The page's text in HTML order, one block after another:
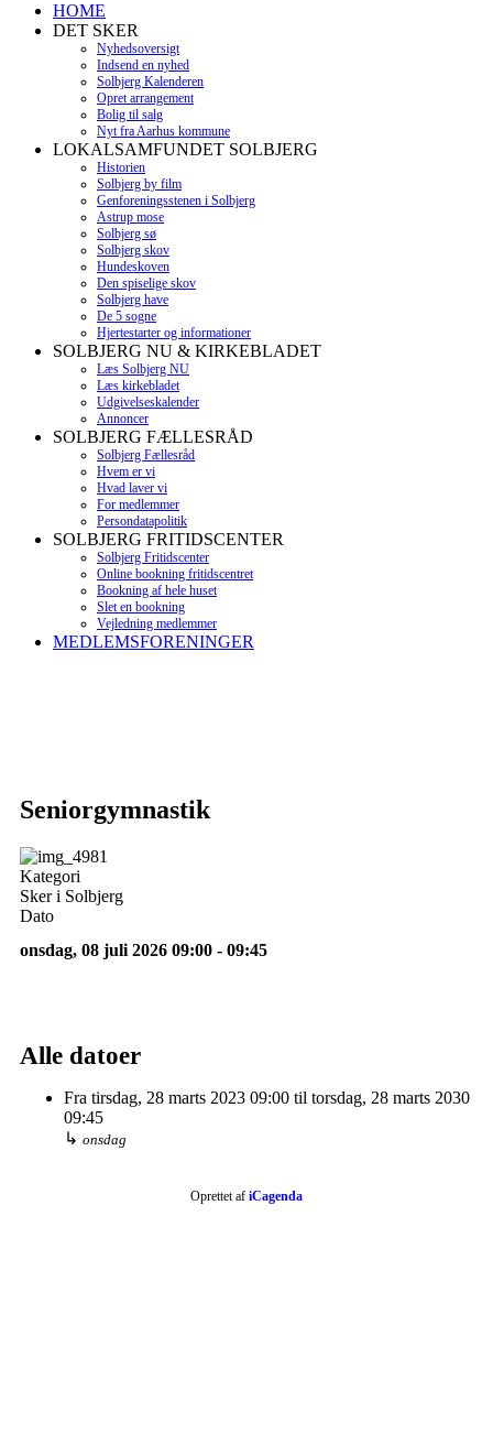
HOME
DET SKER
Nyhedsoversigt
Indsend en nyhed
Solbjerg Kalenderen
Opret arrangement
Bolig til salg
Nyt fra Aarhus kommune
LOKALSAMFUNDET SOLBJERG
Historien
Solbjerg by film
Genforeningsstenen i Solbjerg
Astrup mose
Solbjerg sø
Solbjerg skov
Hundeskoven
Den spiselige skov
Solbjerg have
De 5 sogne
Hjertestarter og informationer
SOLBJERG NU & KIRKEBLADET
Læs Solbjerg NU
Læs kirkebladet
Udgivelseskalender
Annoncer
SOLBJERG FÆLLESRÅD
Solbjerg Fællesråd
Hvem er vi
Hvad laver vi
For medlemmer
Persondatapolitik
SOLBJERG FRITIDSCENTER
Solbjerg Fritidscenter
Online bookning fritidscentret
Bookning af hele huset
Slet en bookning
Vejledning medlemmer
MEDLEMSFORENINGER
Seniorgymnastik
Kategori
Sker i Solbjerg
Dato
onsdag, 08 juli 2026 09:00 - 09:45
Alle datoer
Fra tirsdag, 28 marts 2023 09:00 til torsdag, 28 marts 2030
09:45
↳ onsdag
Oprettet af iCagenda